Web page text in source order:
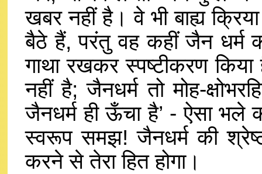
खबर नहीं है। वे भी बाह्य
बैठे हैं, परंतु वह कहीं जैन धर्म
गाथा रखकर स्पष्टीकरण
नहीं है; जैनधर्म तो मोह-
जैनधर्म ही ऊँचा है’ - ऐसा भले
स्वरूप समझ! जैनधर्म की
करने से तेरा हित होगा।